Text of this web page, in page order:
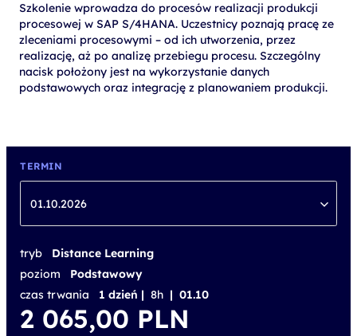
Szkolenie wprowadza do procesów realizacji produkcji
procesowej w SAP S/4HANA. Uczestnicy poznają pracę ze
zleceniami procesowymi – od ich utworzenia, przez
realizację, aż po analizę przebiegu procesu. Szczególny
nacisk położony jest na wykorzystanie danych
podstawowych oraz integrację z planowaniem produkcji.
TERMIN
01.10.2026
tryb
Distance Learning
poziom
Podstawowy
czas trwania
1 dzień | 8h | 01.10
2 065,00 PLN